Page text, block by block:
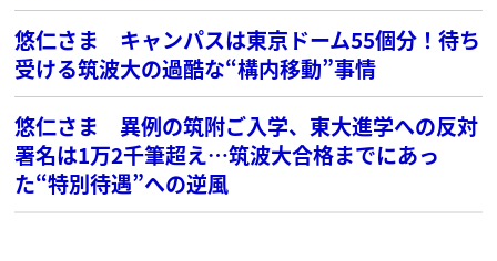
悠仁さま キャンパスは東京ドーム55個分！待ち
受ける筑波大の過酷な“構内移動”事情
悠仁さま 異例の筑附ご入学、東大進学への反対
署名は1万2千筆超え…筑波大合格までにあっ
た“特別待遇”への逆風